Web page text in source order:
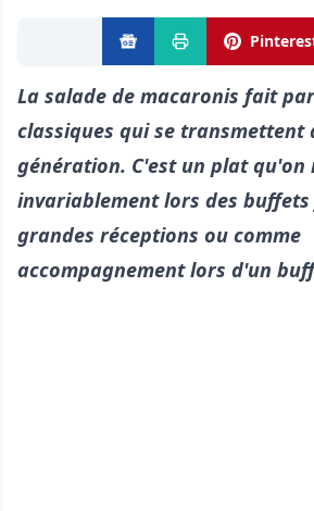
La salade de macaronis fait
classiques qui se transmettent
génération. C'est un plat qu'on
invariablement lors des
grandes réceptions ou comme
accompagnement lors d'un